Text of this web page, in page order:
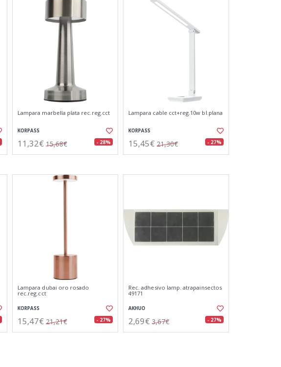
Lampara marbella plata rec.reg.cct
KORPASS
11,32€ 15,68€ - 28%
Lampara cable cct+reg.10w bl.plana
KORPASS
15,45€ 21,30€ - 27%
Lampara dubai oro rosado
rec.reg.cct
KORPASS
15,47€ 21,21€ - 27%
Rec. adhesivo lamp. atrapainsectos
49171
AKHUO
2,69€ 3,67€ - 27%